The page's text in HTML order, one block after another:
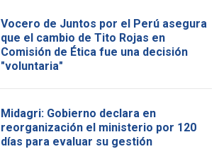
Vocero de Juntos por el Perú asegura
que el cambio de Tito Rojas en
Comisión de Ética fue una decisión
"voluntaria"
Midagri: Gobierno declara en
reorganización el ministerio por 120
días para evaluar su gestión